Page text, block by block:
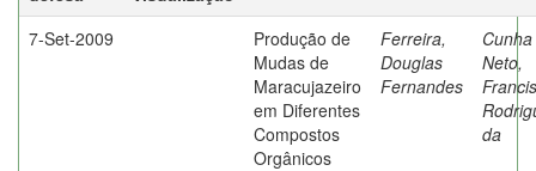
7-Set-2009
Produção de
Mudas de
Maracujazeiro
em Diferentes
Compostos
Orgânicos
Ferreira,
Douglas
Fernandes
Cunha
Neto,
da